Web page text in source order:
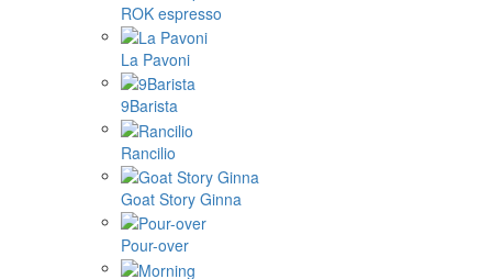
ROK espresso
La Pavoni
9Barista
Rancilio
Goat Story Ginna
Pour-over